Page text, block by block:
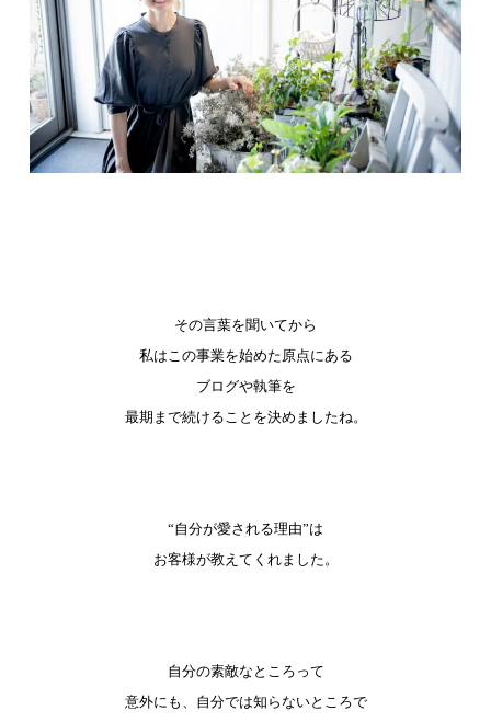
その言葉を聞いてから
私はこの事業を始めた原点にある
ブログや執筆を
最期まで続けることを決めましたね。
“自分が愛される理由”は
お客様が教えてくれました。
自分の素敵なところって
意外にも、自分では知らないところで